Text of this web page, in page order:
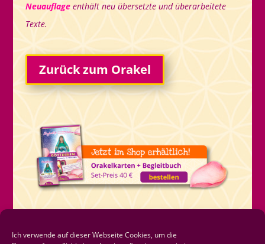
Ich verwende auf dieser Webseite Cookies, um die
Neuauflageenthält neu übersetzte und überarbeitete
Texte.
Zurück zum Orakel